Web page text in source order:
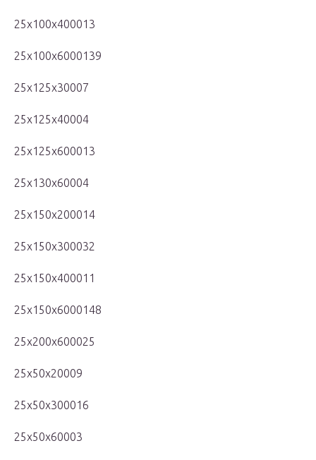
25x100x400013
25x100x6000139
25x125x30007
25x125x40004
25x125x600013
25x130x60004
25x150x200014
25x150x300032
25x150x400011
25x150x6000148
25x200x600025
25x50x20009
25x50x300016
25x50x60003